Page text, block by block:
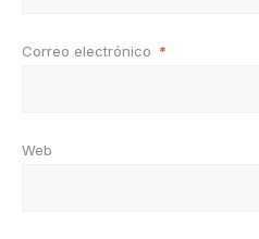
Correo electrónico *
Web